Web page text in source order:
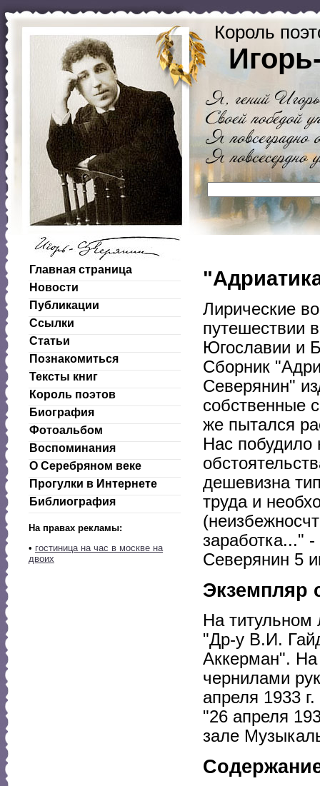
Король
Главная страница
Новости
Публикации
Ссылки
Статьи
Познакомиться
Тексты книг
Король поэтов
Биография
Фотоальбом
Воспоминания
О Серебряном веке
Прогулки в Интернете
Библиография
На правах рекламы:
• гостиница на час в москве на
двоих
Лирические
путешествии
Югославии и
Сборник
Северянин"
собственные
же пытался
Нас побудило
дешевизна
труда и
заработка..."
Северянин 5
Экземпляр
На титульном
"Др-у В.И.
Аккерман".
чернилами
апреля 1933
"26 апреля
зале